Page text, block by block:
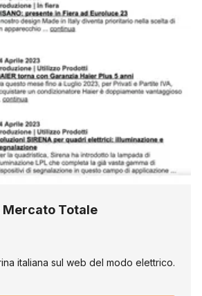
Mercato Totale
italiana sul web del modo elettrico.